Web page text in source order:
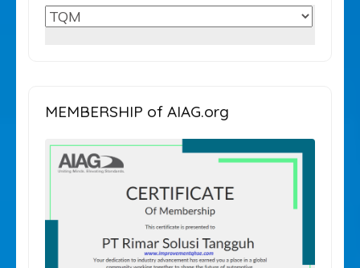
PILIH
MEMBERSHIP of AIAG.org